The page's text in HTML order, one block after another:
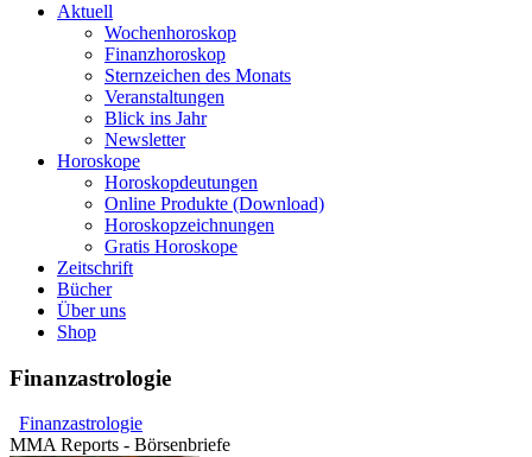
Aktuell
Wochenhoroskop
Finanzhoroskop
Sternzeichen des Monats
Veranstaltungen
Blick ins Jahr
Newsletter
Horoskope
Horoskopdeutungen
Online Produkte (Download)
Horoskopzeichnungen
Gratis Horoskope
Zeitschrift
Bücher
Über uns
Shop
Finanzastrologie
Finanzastrologie
MMA Reports - Börsenbriefe